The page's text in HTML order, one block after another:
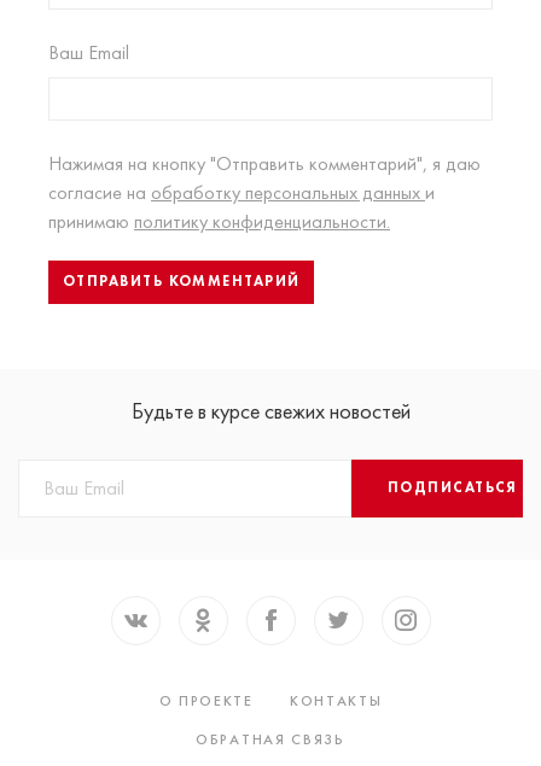
Ваш Email
Нажимая на кнопку "Отправить комментарий", я даю
согласие на обработку персональных данных и
принимаю политику конфиденциальности.
Будьте в курсе свежих новостей
ПОДПИСАТЬСЯ
О ПРОЕКТЕ
КОНТАКТЫ
ОБРАТНАЯ СВЯЗЬ